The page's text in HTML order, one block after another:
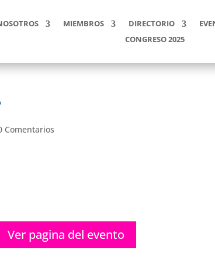
MIEMBROS DIRECTORIO
CONGRESO 2025
Comentarios
Ver pagina del evento